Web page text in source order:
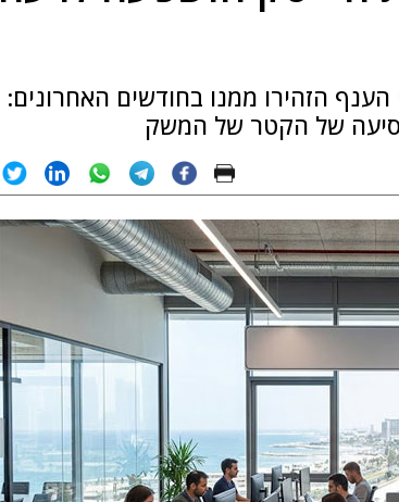
הזהירו ממנו בחודשים האחרונים:
של הקטר של המשק